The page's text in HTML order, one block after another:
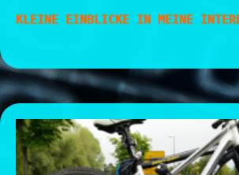
KLEINE EINBLICKE IN MEINE